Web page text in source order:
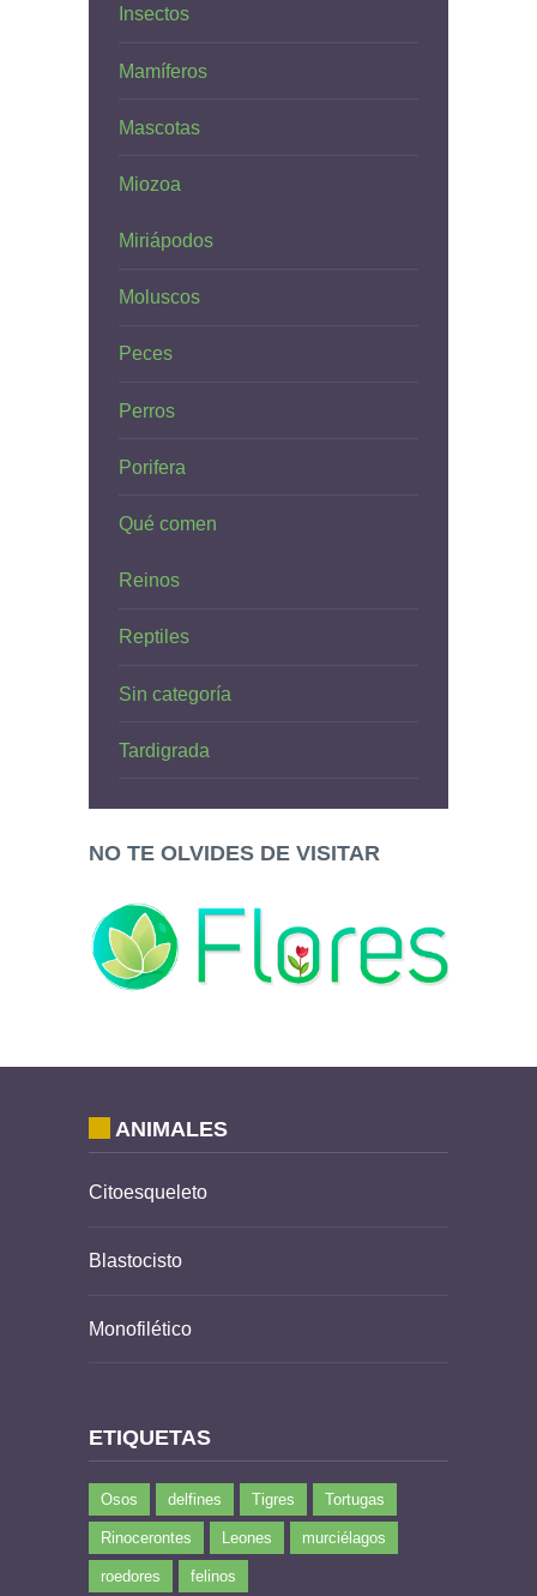
Insectos
Mamíferos
Mascotas
Miozoa
Miriápodos
Moluscos
Peces
Perros
Porifera
Qué comen
Reinos
Reptiles
Sin categoría
Tardigrada
NO TE OLVIDES DE VISITAR
ANIMALES
Citoesqueleto
Blastocisto
Monofilético
ETIQUETAS
Osos delfines Tigres Tortugas
Rinocerontes Leones murciélagos
roedores felinos